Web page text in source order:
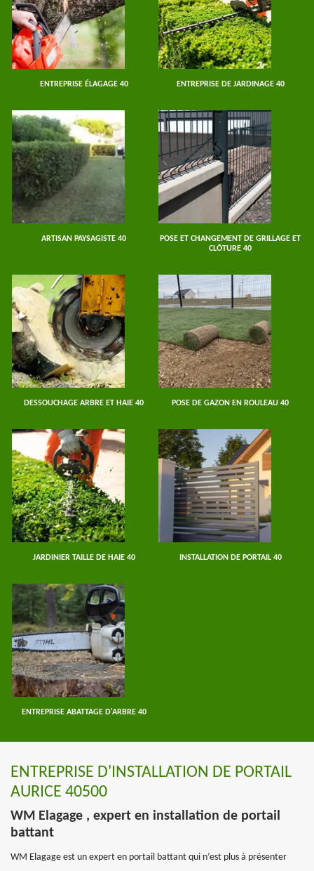
ENTREPRISE ÉLAGAGE 40 ENTREPRISE DE JARDINAGE 40
ARTISAN PAYSAGISTE 40
POSE ET CHANGEMENT DE GRILLAGE ET
CLÔTURE 40
DESSOUCHAGE ARBRE ET HAIE 40 POSE DE GAZON EN ROULEAU 40
JARDINIER TAILLE DE HAIE 40 INSTALLATION DE PORTAIL 40
ENTREPRISE ABATTAGE D'ARBRE 40
ENTREPRISE D'INSTALLATION DE PORTAIL
AURICE 40500
WM Elagage , expert en installation de portail
battant
WM Elagage est un expert en portail battant qui n’est plus à présenter